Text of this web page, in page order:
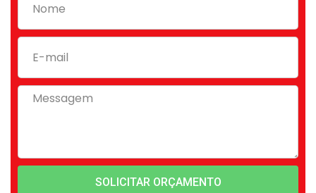
SOLICITAR ORÇAMENTO